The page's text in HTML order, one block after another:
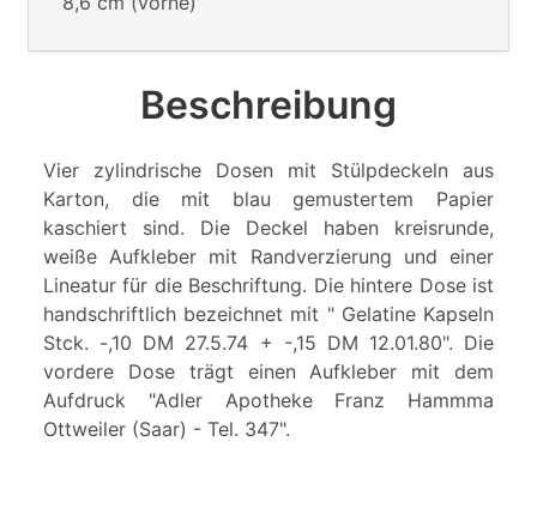
Beschreibung
Vier zylindrische Dosen mit Stülpdeckeln aus
Karton, die mit blau gemustertem Papier
kaschiert sind. Die Deckel haben kreisrunde,
weiße Aufkleber mit Randverzierung und einer
Lineatur für die Beschriftung. Die hintere Dose ist
handschriftlich bezeichnet mit " Gelatine Kapseln
Stck. -,10 DM 27.5.74 + -,15 DM 12.01.80". Die
vordere Dose trägt einen Aufkleber mit dem
Aufdruck "Adler Apotheke Franz Hammma
Ottweiler (Saar) - Tel. 347".